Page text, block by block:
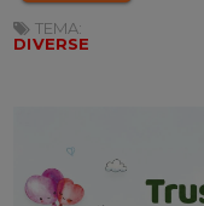
TEMA:
DIVERSE